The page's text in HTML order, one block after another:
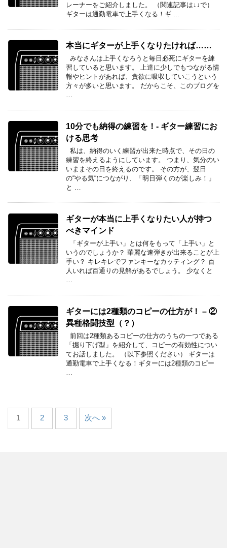
レーナーをご紹介しました。 （関連記事は↓↓で）
ギターは通勤電車で上手くなる！ギ …
本当にギターが上手くなりたければ……
みなさんは上手くなろうと毎日必死にギターを練
習していると思います。 上達に少しでもつながる情
報やヒントがあれば、貪欲に吸収していこうという
方々が多いと思います。 だからこそ、このブログを
10分でも納得の練習を！- ギター練習にお
ける思考
私は、納得のいく練習が出来た時点で、その日の
練習を終えるようにしています。 つまり、気分のい
いままその日を終えるのです。 その方が、翌日
の“やる気“につながり、「明日弾くのが楽しみ！」
と …
ギターが本当に上手くなりたい人が持つ
べきマインド
「ギターが上手い」とは何をもって「上手い」と
いうのでしょうか？ 華麗な速弾きが出来ることが上
手い？ キレキレでファンキーなカッティング？ 百
人いれば百通りの見解があるでしょう。 少なくと
ギターには2種類のコピーの仕方が！ – ②
異種格闘技型（？）
前回は2種類あるコピーの仕方のうちの一つである
「掘り下げ型」を紹介して、コピーの有効性につい
てお話しました。 （以下参照ください） ギターは
通勤電車で上手くなる！ギターには2種類のコピー
1 2 3 次へ »